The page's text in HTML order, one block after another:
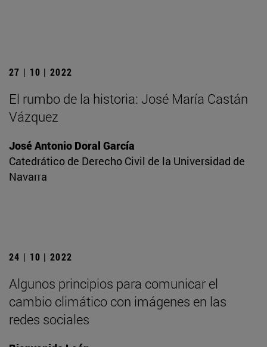
27 | 10 | 2022
El rumbo de la historia: José María Castán
Vázquez
José Antonio Doral García
Catedrático de Derecho Civil de la Universidad de
Navarra
24 | 10 | 2022
Algunos principios para comunicar el
cambio climático con imágenes en las
redes sociales